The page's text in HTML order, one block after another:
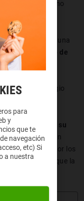
Es decir, que no
de DC.
asistimos a una
contra otro de
Superman
como
tras un litigio
dijo que basó su
cómic. Es un
sacrificarse por los
hablaba que la
para
y
que te
navegación
etc) Si
a nuestra